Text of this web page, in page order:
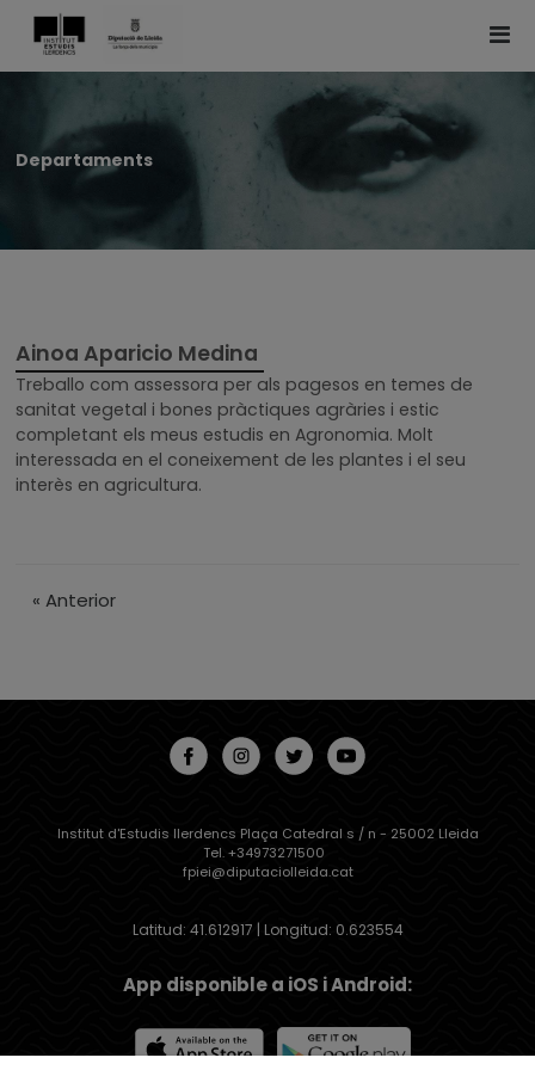
Departaments
Ainoa Aparicio Medina
Treballo com assessora per als pagesos en temes de
sanitat vegetal i bones pràctiques agràries i estic
completant els meus estudis en Agronomia. Molt
interessada en el coneixement de les plantes i el seu
interès en agricultura.
«Anterior
Institut d'Estudis Ilerdencs Plaça Catedral s / n - 25002 Lleida
Tel. +34973271500
fpiei@diputaciolleida.cat
Latitud: 41.612917 | Longitud: 0.623554
App disponible a iOS i Android: